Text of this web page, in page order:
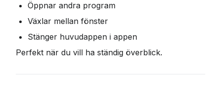
Öppnar andra program
Växlar mellan fönster
Stänger huvudappen i appen
Perfekt när du vill ha ständig överblick.